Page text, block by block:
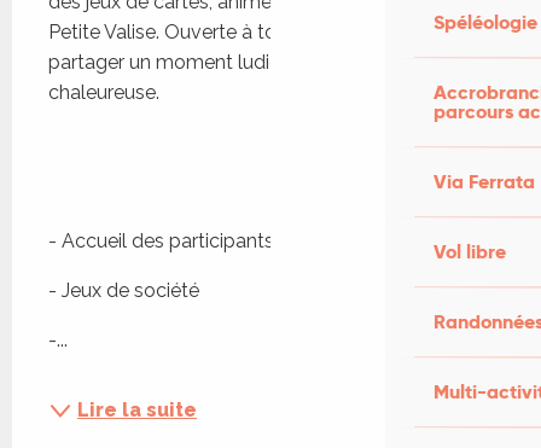
Spéléologie
parcours
Via Ferrata
Vol libre
Multi-
Petite Valise. Ouverte à tous, la soirée permet de
partager un moment ludique dans une ambiance
chaleureuse.
- Accueil des participants
- Jeux de société
-...
Lire la suite